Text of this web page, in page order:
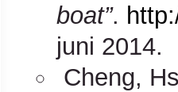
boat”.
juni 2014.
Cheng,